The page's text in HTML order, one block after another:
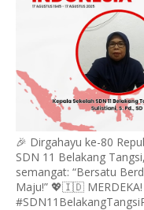
🎉 Dirgahayu ke-80
SDN 11 Belakang
semangat: “Bersatu
Maju!” 💖🇮🇩